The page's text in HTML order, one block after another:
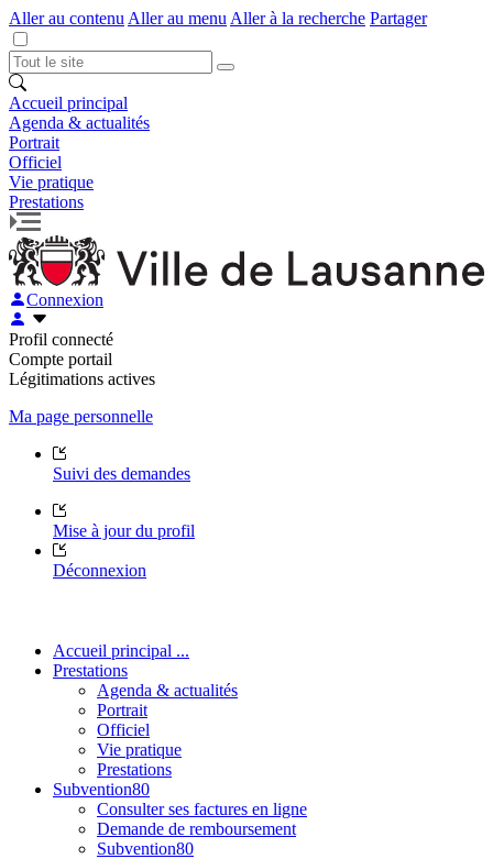
Aller au contenu Aller au menu Aller à la recherche Partager
Accueil principal
Agenda & actualités
Portrait
Officiel
Vie pratique
Prestations
Connexion
Profil connecté
Compte portail
Légitimations actives
Ma page personnelle
Suivi des demandes
Mise à jour du profil
Déconnexion
Accueil principal ...
Prestations
Agenda & actualités
Portrait
Officiel
Vie pratique
Prestations
Subvention80
Consulter ses factures en ligne
Demande de remboursement
Subvention80